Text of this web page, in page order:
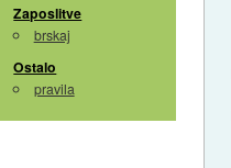
Zaposlitve
brskaj
Ostalo
pravila